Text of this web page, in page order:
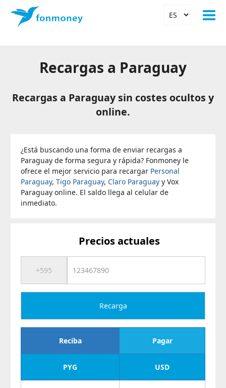
Recargas a Paraguay
Recargas a Paraguay sin costes ocultos y
online.
¿Está buscando una forma de enviar recargas a
Paraguay de forma segura y rápida? Fonmoney le
ofrece el mejor servicio para recargar Personal
Paraguay, Tigo Paraguay, Claro Paraguay y Vox
Paraguay online. El saldo llega al celular de
inmediato.
Precios actuales
Recarga
Reciba Pagar
PYG USD